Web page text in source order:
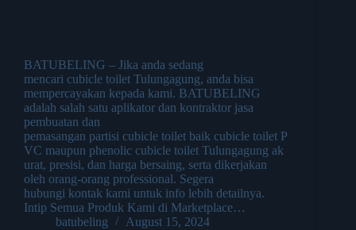
BATUBELING – Jika anda sedang
mencari cubicle toilet Tulungagung, anda bisa
mempercayakan kepada kami. BATUBELING
adalah salah satu aplikator dan kontraktor jasa
pembuatan dan
pemasangan partisi cubicle toilet baik cubicle toilet P
VC maupun phenolic cubicle toilet Tulungagung ak
urat, presisi, dan harga bersaing, serta dikerjakan
oleh orang-orang professional. Segera
hubungi kontak kami untuk info lebih detailnya.
Intip Semua Produk Kami di Marketplace…
batubeling
August 15, 2024